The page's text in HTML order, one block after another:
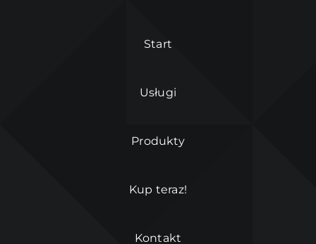
Start
Usługi
Produkty
Kup teraz!
Kontakt